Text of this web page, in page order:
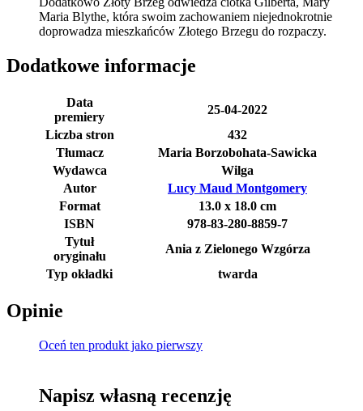
Maria Blythe, która swoim zachowaniem niejednokrotnie
doprowadza mieszkańców Złotego Brzegu do rozpaczy.
Dodatkowe informacje
Data
premiery
25-04-2022
Liczba stron
432
Tłumacz
Maria Borzobohata-Sawicka
Wydawca
Wilga
Autor
Lucy Maud Montgomery
Format
13.0 x 18.0 cm
ISBN
978-83-280-8859-7
Tytuł
oryginału
Ania z Zielonego Wzgórza
Typ okładki
twarda
Opinie
Oceń ten produkt jako pierwszy
Napisz własną recenzję